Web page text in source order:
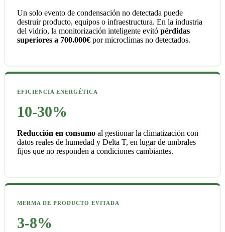
Un solo evento de condensación no detectada puede
destruir producto, equipos o infraestructura. En la industria
del vidrio, la monitorización inteligente evitó pérdidas
superiores a 700.000€ por microclimas no detectados.
EFICIENCIA ENERGÉTICA
10-30%
Reducción en consumo al gestionar la climatización con
datos reales de humedad y Delta T, en lugar de umbrales
fijos que no responden a condiciones cambiantes.
MERMA DE PRODUCTO EVITADA
3-8%